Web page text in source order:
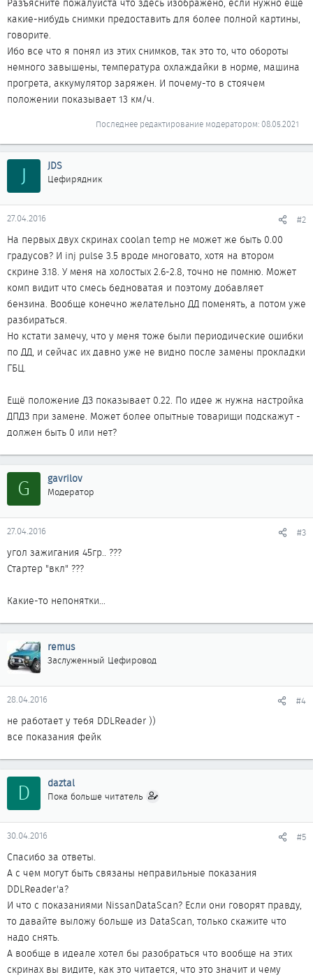
какие-нибудь снимки предоставить для более полной картины,
говорите.
Ибо все что я понял из этих снимков, так это то, что обороты
немного завышены, температура охлаждайки в норме, машина
прогрета, аккумулятор заряжен. И почему-то в стоячем
положении показывает 13 км/ч.
Последнее редактирование модератором:08.05.2021
J JDS
Цефирядник
27.04.2016 #2
На первых двух скринах coolan temp не может же быть 0.00
градусов? И inj pulse 3.5 вроде многовато, хотя на втором
скрине 3.18. У меня на холостых 2.6-2.8, точно не помню. Может
комп видит что смесь бедноватая и поэтому добавляет
бензина. Вообще конечно желательно ДД поменять, а потом уже
разбираться.
Но кстати замечу, что у меня тоже были периодические ошибки
по ДД, и сейчас их давно уже не видно после замены прокладки
ГБЦ.
Ещё положение ДЗ показывает 0.22. По идее ж нужна настройка
ДПДЗ при замене. Может более опытные товарищи подскажут -
должен быть 0 или нет?
G gavrilov
Модератор
27.04.2016 #3
угол зажигания 45гр.. ???
Стартер "вкл" ???
Какие-то непонятки...
remus
Заслуженный Цефировод
28.04.2016 #4
не работает у тебя DDLReader ))
все показания фейк
D daztal
Пока больше читатель
30.04.2016 #5
Спасибо за ответы.
А с чем могут быть связаны неправильные показания
DDLReader'а?
И что с показаниями NissanDataScan? Если они говорят правду,
то давайте выложу больше из DataScan, только скажите что
надо снять.
А вообще в идеале хотел бы разобраться что вообще на этих
скринах вы видите, как это читается, что это значит и чему